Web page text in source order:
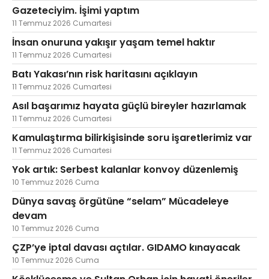
Gazeteciyim. İşimi yaptım
11 Temmuz 2026 Cumartesi
İnsan onuruna yakışır yaşam temel haktır
11 Temmuz 2026 Cumartesi
Batı Yakası’nın risk haritasını açıklayın
11 Temmuz 2026 Cumartesi
Asıl başarımız hayata güçlü bireyler hazırlamak
11 Temmuz 2026 Cumartesi
Kamulaştırma bilirkişisinde soru işaretlerimiz var
11 Temmuz 2026 Cumartesi
Yok artık: Serbest kalanlar konvoy düzenlemiş
10 Temmuz 2026 Cuma
Dünya savaş örgütüne “selam” Mücadeleye
devam
10 Temmuz 2026 Cuma
ÇZP’ye iptal davası açtılar. GIDAMO kınayacak
10 Temmuz 2026 Cuma